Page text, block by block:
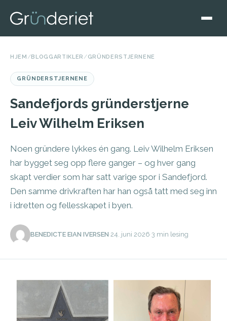
HJEM /BLOGGARTIKLER /GRÜNDERSTJERNENE
GRÜNDERSTJERNENE
Sandefjords gründerstjerne
Leiv Wilhelm Eriksen
Noen gründere lykkes én gang. Leiv Wilhelm Eriksen
har bygget seg opp flere ganger – og hver gang
skapt verdier som har satt varige spor i Sandefjord.
Den samme drivkraften har han også tatt med seg inn
i idretten og fellesskapet i byen.
BENEDICTE EIAN IVERSEN·24. juni 2026·3 min lesing